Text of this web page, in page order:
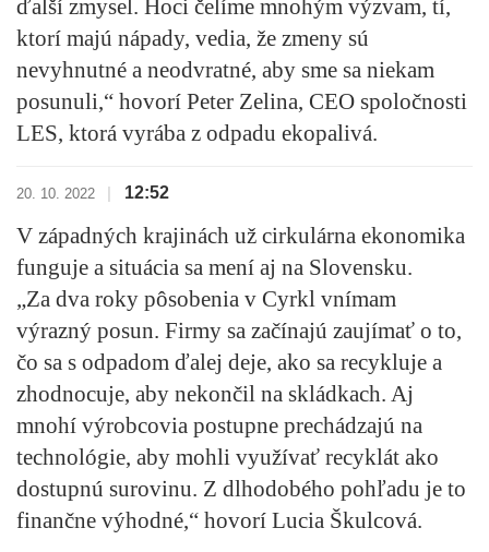
ďalší zmysel. Hoci čelíme mnohým výzvam, tí,
ktorí majú nápady, vedia, že zmeny sú
nevyhnutné a neodvratné, aby sme sa niekam
posunuli,“ hovorí Peter Zelina, CEO spoločnosti
LES, ktorá vyrába z odpadu ekopalivá.
20. 10. 2022 12:52
V západných krajinách už cirkulárna ekonomika
funguje a situácia sa mení aj na Slovensku.
„Za dva roky pôsobenia v Cyrkl vnímam
výrazný posun. Firmy sa začínajú zaujímať o to,
čo sa s odpadom ďalej deje, ako sa recykluje a
zhodnocuje, aby nekončil na skládkach. Aj
mnohí výrobcovia postupne prechádzajú na
technológie, aby mohli využívať recyklát ako
dostupnú surovinu. Z dlhodobého pohľadu je to
finančne výhodné,“ hovorí Lucia Škulcová.